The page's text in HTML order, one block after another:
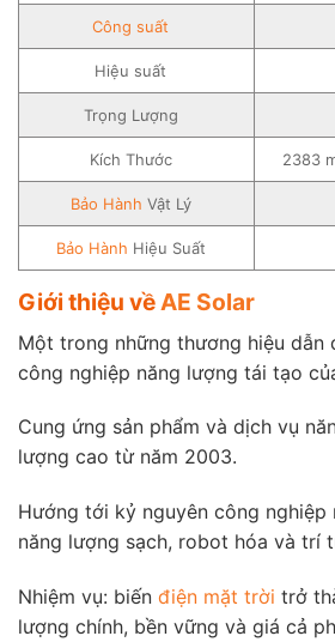
Công suất
Hiệu suất
Trọng Lượng
Kích Thước 2383
Bảo Hành Vật Lý
Bảo Hành Hiệu Suất
Giới thiệu vềAE Solar
Một trong những thương hiệu dẫn
công nghiệp năng lượng tái tạo
Cung ứng sản phẩm và dịch vụ
lượng cao từ năm 2003.
Hướng tới kỷ nguyên công nghiệp
năng lượng sạch, robot hóa và trí
Nhiệm vụ: biến điện mặt trời trở
lượng chính, bền vững và giá cả